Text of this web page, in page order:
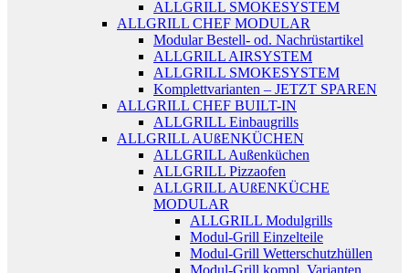
ALLGRILL SMOKESYSTEM
ALLGRILL CHEF MODULAR
Modular Bestell- od. Nachrüstartikel
ALLGRILL AIRSYSTEM
ALLGRILL SMOKESYSTEM
Komplettvarianten – JETZT SPAREN
ALLGRILL CHEF BUILT-IN
ALLGRILL Einbaugrills
ALLGRILL AUßENKÜCHEN
ALLGRILL Außenküchen
ALLGRILL Pizzaofen
ALLGRILL AUßENKÜCHE
MODULAR
ALLGRILL Modulgrills
Modul-Grill Einzelteile
Modul-Grill Wetterschutzhüllen
Modul-Grill kompl. Varianten